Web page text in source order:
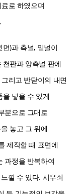
로 하였으며
)과 측널, 밑널이
판과 양측널 판에
리고 반닫이의 내면
넣을 수 있게
분으로 그대로
놓고 그 위에
제작할 때 표면에
과정을 반복하여
낄 수 있다. 시우쇠